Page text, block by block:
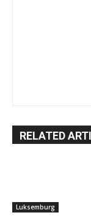
RELATED
Luksemburg